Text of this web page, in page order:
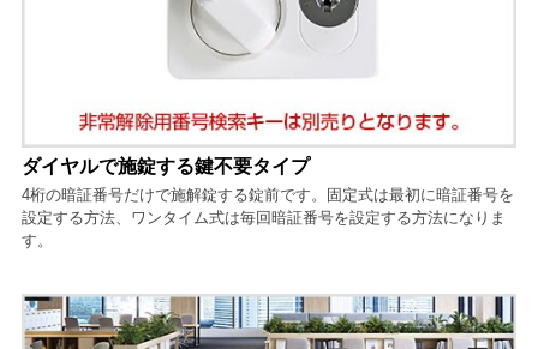
ダイヤルで施錠する鍵不要タイプ
4桁の暗証番号だけで施解錠する錠前です。固定式は最初に暗証番号を
設定する方法、ワンタイム式は毎回暗証番号を設定する方法になりま
す。